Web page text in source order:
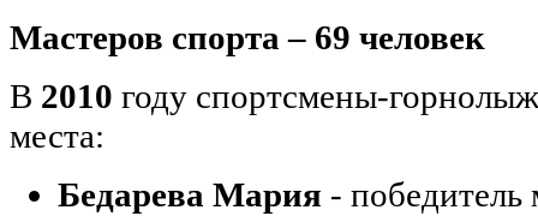
Мастеров спорта – 69 человек
В 2010 году спортсмены-
места:
Бедарева Мария -